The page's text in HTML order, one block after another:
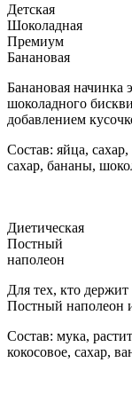
Детская
Шоколадная
Премиум
Банановая
Банановая начинка
шоколадного
добавлением
Состав: яйца,
сахар, бананы,
Диетическая
Постный
наполеон
Для тех, кто держит
Постный наполеон
Состав: мука,
кокосовое, сахар,